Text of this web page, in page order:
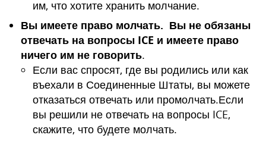
им, что хотите хранить молчание.
Вы имеете право молчать. Вы не обязаны
отвечать на вопросы ICE и имеете право
ничего им не говорить.
Если вас спросят, где вы родились или как
въехали в Соединенные Штаты, вы можете
отказаться отвечать или промолчать.Если
вы решили не отвечать на вопросы ICE,
скажите, что будете молчать.